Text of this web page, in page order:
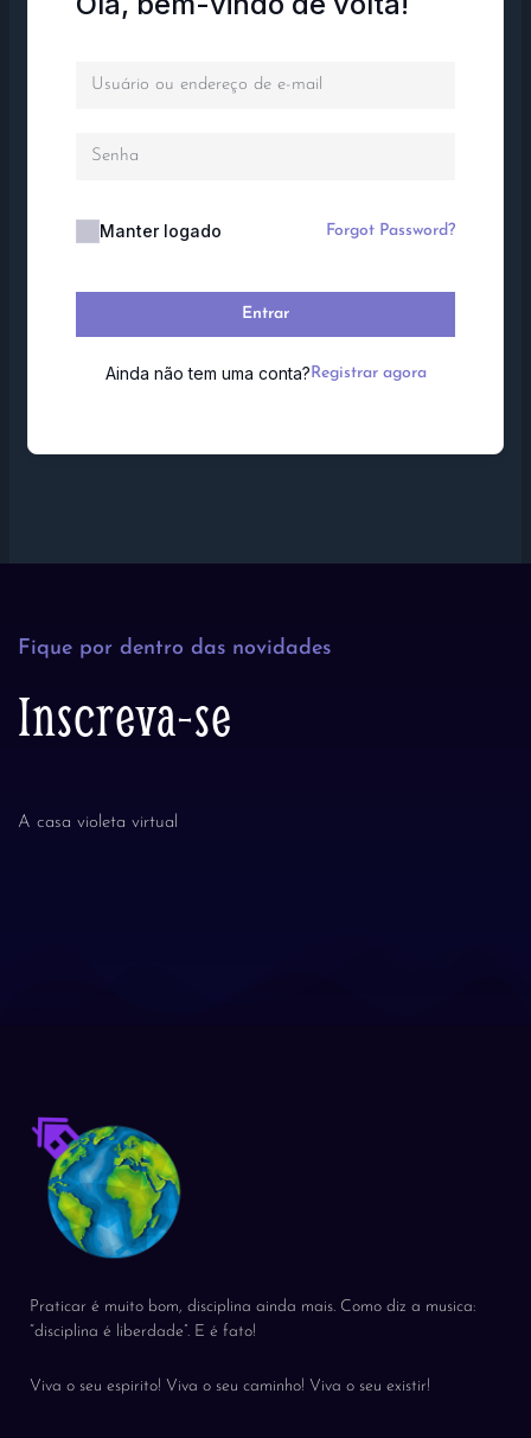
Manter logado Forgot Password?
Entrar
Ainda não tem uma conta? Registrar agora
Fique por dentro das novidades
Inscreva-se
A casa violeta virtual
Praticar é muito bom, disciplina ainda mais. Como diz a musica:
“disciplina é liberdade”. E é fato!
Viva o seu espirito! Viva o seu caminho! Viva o seu existir!